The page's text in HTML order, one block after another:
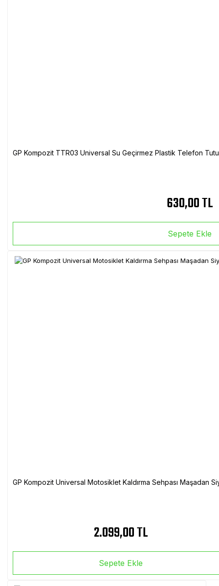
GP Kompozit TTR03 Universal Su Geçirmez Plastik Telefon
630,00 TL
Sepete Ekle
GP Kompozit Universal Motosiklet Kaldırma Sehpası Maşadan
2.099,00 TL
Sepete Ekle